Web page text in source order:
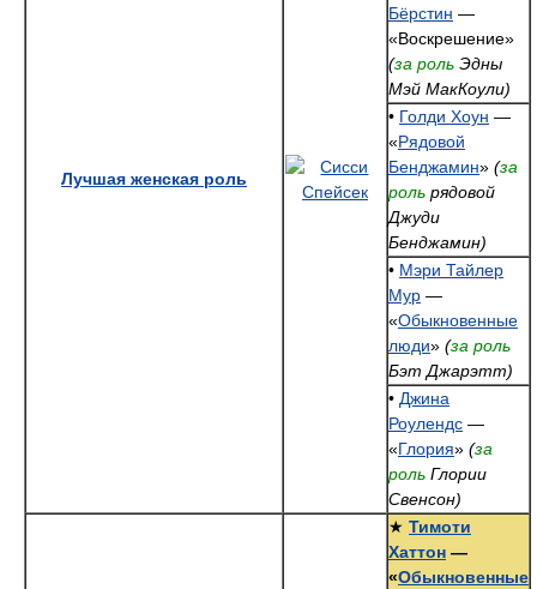
Лучшая женская роль
Бёрстин —
«Воскрешение»
(за роль Эдны
Мэй МакКоули)
• Голди Хоун —
«Рядовой
Бенджамин» (за
роль рядовой
Джуди
Бенджамин)
• Мэри Тайлер
Мур —
«Обыкновенные
люди» (за роль
Бэт Джарэтт)
• Джина
Роулендс —
«Глория» (за
роль Глории
Свенсон)
★ Тимоти
Хаттон —
«Обыкновенные